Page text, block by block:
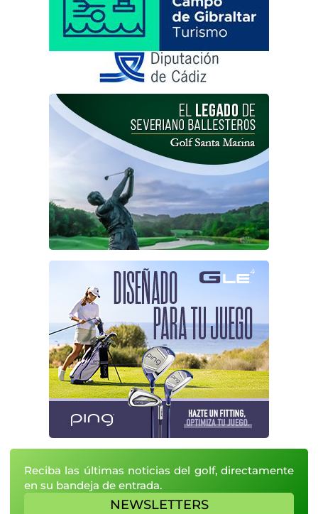
Reciba las últimas noticias del golf, directamente
en su bandeja de entrada.
NEWSLETTERS